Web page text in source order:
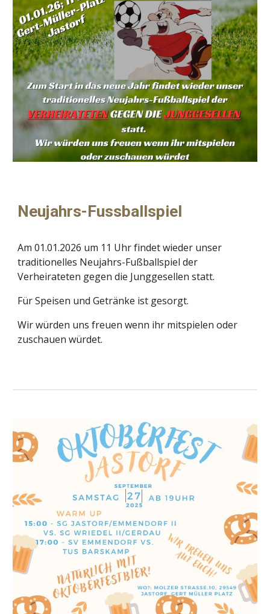
Neujahrs-Fussballspiel
Am 01.01.2026 um 11 Uhr findet wieder unser
traditionelles Neujahrs-Fußballspiel der
Verheirateten gegen die Junggesellen statt.
Für Speisen und Getränke ist gesorgt.
Wir würden uns freuen wenn ihr mitspielen oder
zuschauen würdet.